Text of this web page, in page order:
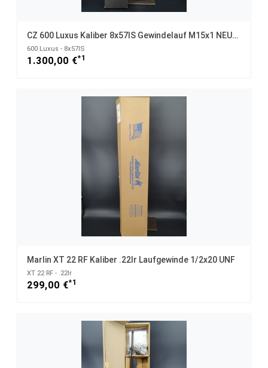
CZ 600 Luxus Kaliber 8x57IS Gewindelauf M15x1 NEUWAFFE
600 Luxus - 8x57IS
1.300,00 €*1
Marlin XT 22 RF Kaliber .22lr Laufgewinde 1/2x20 UNF
XT 22 RF - .22lr
299,00 €*1